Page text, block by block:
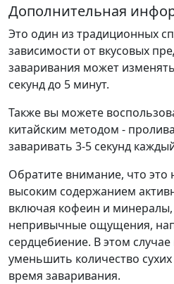
Дополнительная
Это один из традиционных
зависимости от вкусовых
заваривания может
секунд до 5 минут.
Также вы можете
китайским методом -
заваривать 3-5 секунд
Обратите внимание, что это
высоким содержанием
включая кофеин и
непривычные ощущения,
сердцебиение. В этом
уменьшить количество
время заваривания.